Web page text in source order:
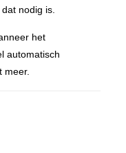
nodig is.
het
automatisch
meer.